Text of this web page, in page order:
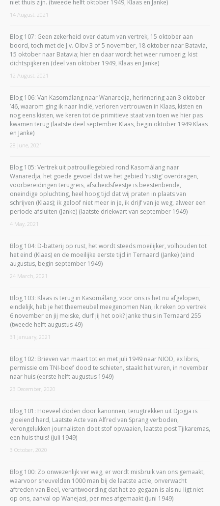
niet thuis zijn. (tweede helft oktober 1949, Klaas en Janke)
14 August, 2021
Blog 107: Geen zekerheid over datum van vertrek, 15 oktober aan
boord, toch met de J.v. Olbv 3 of 5 november, 18 oktober naar Batavia,
15 oktober naar Batavia; hier en daar wordt het weer rumoerig; kist
dichtspijkeren (deel van oktober 1949, Klaas en Janke)
12 August, 2021
Blog 106: Van Kasomálang naar Wanaredja, herinnering aan 3 oktober
’46, waarom ging ik naar Indië, verloren vertrouwen in Klaas, kisten en
nog eens kisten, we keren tot de primitieve staat van toen we hier pas
kwamen terug (laatste deel september Klaas, begin oktober 1949 Klaas
en Janke)
28 June, 2021
Blog 105: Vertrek uit patrouillegebied rond Kasomálang naar
Wanaredja, het goede gevoel dat we het gebied ‘rustig’ overdragen,
voorbereidingen terugreis, afscheidsfeestje is beestenbende,
oneindige opluchting, heel hoog tijd dat wij praten in plaats van
schrijven (Klaas); ik geloof niet meer in je, ik drijf van je weg, alweer een
periode afsluiten (Janke) (laatste driekwart van september 1949)
4 May, 2021
Blog 104: D-batterij op rust, het wordt steeds moeilijker, volhouden tot
het eind (Klaas) en de moeilijke eerste tijd in Ternaard (Janke) (eind
augustus, begin september 1949)
24 March, 2021
Blog 103: Klaas is terug in Kasomálang, voor ons is het nu afgelopen,
eindelijk, heb je het theemeubel meegenomen Nan, ik reken op vertrek
6 november en jij meiske, durf jij het ook? Janke thuis in Ternaard 255
(tweede helft augustus 49)
31 January, 2021
Blog 102: Brieven van maart tot en met juli 1949 naar NIOD, ex libris,
permissie om TNI-boef dood te schieten, staakt het vuren, in november
naar huis (eerste helft augustus 1949)
23 December, 2020
Blog 101: Hoeveel doden door kanonnen, terugtrekken uit Djogja is
gloeiend hard, Laatste Acte van Alfred van Sprang verboden,
verongelukken journalisten doet stof opwaaien, laatste post Tjikaremas,
een huis thuis! (juli 1949)
3 October, 2020
Blog 100: Zo onwezenlijk ver weg, er wordt misbruik van ons gemaakt,
waarvoor sneuvelden 1000 man bij de laatste actie, onverwacht
aftreden van Beel, verantwoording dat het zo gegaan is als nu ligt niet
op ons, aanval op Wanejasi, per mes afgemaakt (juni 1949)